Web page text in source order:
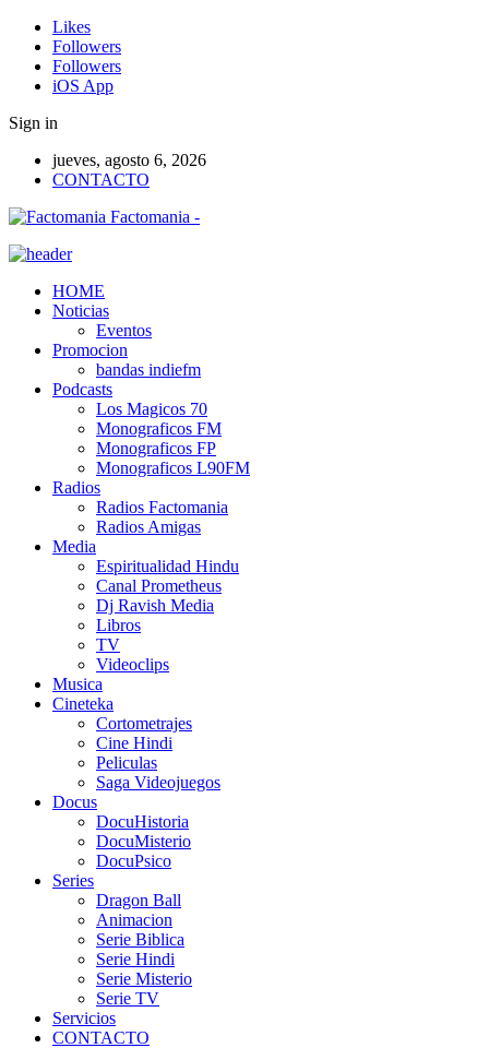
Likes
Followers
Followers
iOS App
Sign in
jueves, agosto 6, 2026
CONTACTO
Factomania -
HOME
Noticias
Eventos
Promocion
bandas indiefm
Podcasts
Los Magicos 70
Monograficos FM
Monograficos FP
Monograficos L90FM
Radios
Radios Factomania
Radios Amigas
Media
Espiritualidad Hindu
Canal Prometheus
Dj Ravish Media
Libros
TV
Videoclips
Musica
Cineteka
Cortometrajes
Cine Hindi
Peliculas
Saga Videojuegos
Docus
DocuHistoria
DocuMisterio
DocuPsico
Series
Dragon Ball
Animacion
Serie Biblica
Serie Hindi
Serie Misterio
Serie TV
Servicios
CONTACTO